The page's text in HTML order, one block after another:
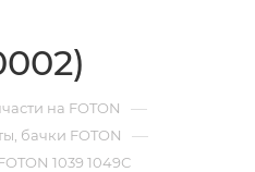
на FOTON —
бачки FOTON —
1039 1049С